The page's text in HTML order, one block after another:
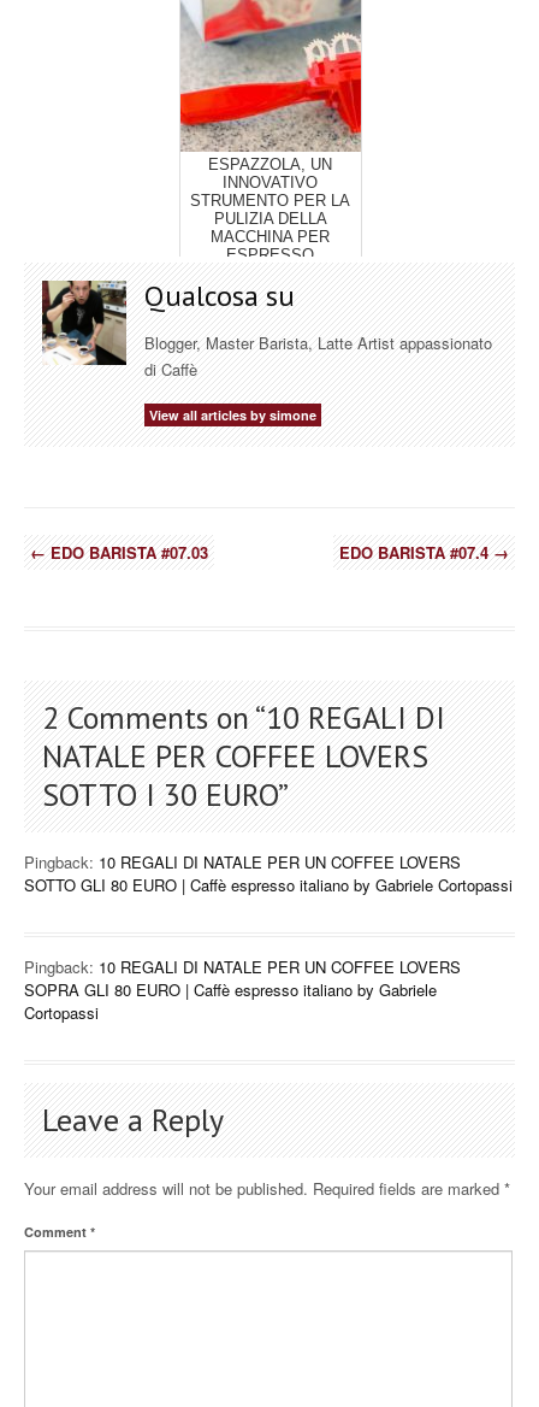
ESPAZZOLA, UN
INNOVATIVO
STRUMENTO PER LA
PULIZIA DELLA
MACCHINA PER
ESPRESSO
Qualcosa su
Blogger, Master Barista, Latte Artist appassionato
di Caffè
View all articles by simone
←EDO BARISTA #07.03 EDO BARISTA #07.4→
2 Comments on “10 REGALI DI
NATALE PER COFFEE LOVERS
SOTTO I 30 EURO”
Pingback: 10 REGALI DI NATALE PER UN COFFEE LOVERS
SOTTO GLI 80 EURO | Caffè espresso italiano by Gabriele Cortopassi
Pingback: 10 REGALI DI NATALE PER UN COFFEE LOVERS
SOPRA GLI 80 EURO | Caffè espresso italiano by Gabriele
Cortopassi
Leave a Reply
Your email address will not be published. Required fields are marked *
Comment *